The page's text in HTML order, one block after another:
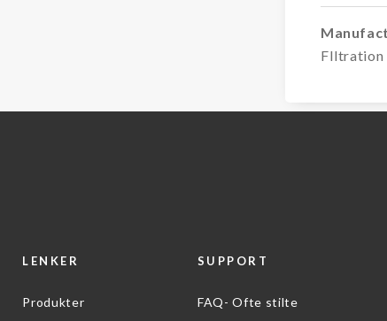
FIltration
LENKER
Produkter
SUPPORT
FAQ- Ofte stilte